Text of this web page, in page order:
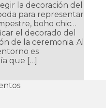
la decoración del
para representar
boho chic…
el decorado del
de la ceremonia. Al
es
que […]